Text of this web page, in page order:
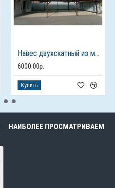
Навес двухскатный из металлочерепицы
6000.00р.
Купить
НАИБОЛЕЕ ПРОСМАТРИВАЕМЫЕ